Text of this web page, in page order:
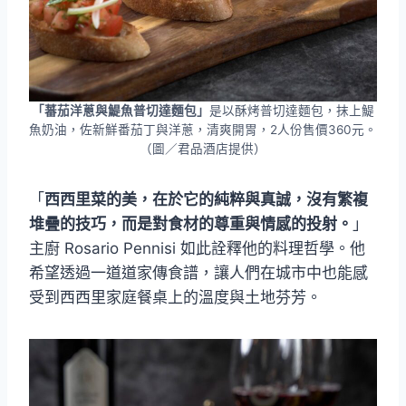
「蕃茄洋蔥與鯷魚普切達麵包」 是以酥烤普切達麵包，抹上鯷
魚奶油，佐新鮮番茄丁與洋蔥，清爽開胃，2人份售價360元。
（圖／君品酒店提供）
「 西西里菜的美，在於它的純粹與真誠，沒有繁複
堆疊的技巧，而是對食材的尊重與情感的投射。 」
主廚 Rosario Pennisi 如此詮釋他的料理哲學。他
希望透過一道道家傳食譜，讓人們在城市中也能感
受到西西里家庭餐桌上的溫度與土地芬芳。